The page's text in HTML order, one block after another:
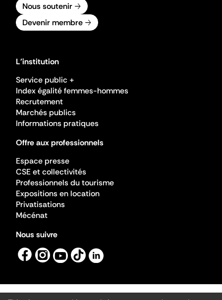
Nous soutenir
Devenir membre
L'institution
Service public +
Index égalité femmes-hommes
Recrutement
Marchés publics
Informations pratiques
Offre aux professionnels
Espace presse
CSE et collectivités
Professionnels du tourisme
Expositions en location
Privatisations
Mécénat
Nous suivre